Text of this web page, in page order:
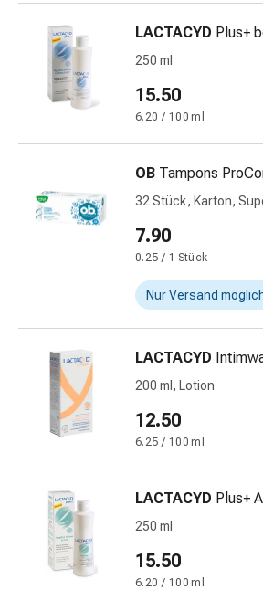
Unreine
Fieberblasen
Hautausschlag
Akne
Pflanzenknospen
Phytotherapie
Schüssler-
Salz
Spagyrika
Anthroposophika
Niere,
Blase,
Prostata
Harnwegsbeschwerden
Prostata
Blasenbeschwerden
Schmerzen
&
Fieber
LACTACYD Plus+
250 ml
15.50
6.20 / 100 ml
OB Tampons
32 Stück, Karton,
7.90
0.25 / 1 Stück
Nur Versand
LACTACYD
200 ml, Lotion
12.50
6.25 / 100 ml
LACTACYD Plus+
250 ml
15.50
6.20 / 100 ml